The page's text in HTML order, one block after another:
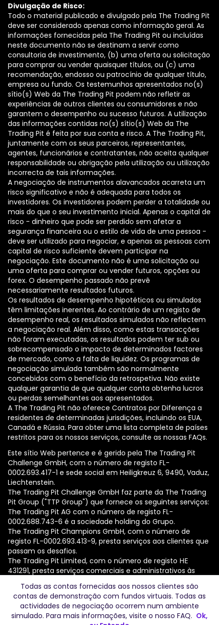
Divulgação de Risco:
Todo o material publicado e divulgado pela The Trading Pit
deve ser considerado apenas como informação geral. As
informações fornecidas pela The Trading Pit ou incluídas
neste documento não se destinam a servir como
consultoria de investimento, (b) uma oferta ou solicitação
para comprar ou vender quaisquer títulos, ou (c) uma
recomendação, endosso ou patrocínio de qualquer título,
empresa ou fundo. Os testemunhos apresentados no(s)
sítio(s) Web da The Trading Pit podem não refletir as
experiências de outros clientes ou consumidores e não
garantem o desempenho ou sucesso futuros. A utilização
das informações contidas no(s) sítio(s) Web da The
Trading Pit é feita por sua conta e risco. A The Trading Pit,
juntamente com os seus parceiros, representantes,
agentes, funcionários e contratantes, não aceita qualquer
responsabilidade ou obrigação pela utilização ou utilização
incorrecta de tais informações.
A negociação de instrumentos alavancados acarreta um
risco significativo e não é adequada para todos os
investidores. Os investidores podem perder a totalidade ou
mais do que o seu investimento inicial. Apenas o capital de
risco - dinheiro que pode ser perdido sem afetar a
segurança financeira ou o estilo de vida de uma pessoa -
deve ser utilizado para negociar, e apenas as pessoas com
capital de risco suficiente devem participar na
negociação. Este documento não é uma solicitação ou
uma oferta para comprar ou vender futuros, opções ou
forex. O desempenho passado não prevê
necessariamente resultados futuros.
Os resultados de desempenho hipotéticos ou simulados
têm limitações inerentes. Ao contrário de um registo de
desempenho real, os resultados simulados não reflectem
a negociação real. Além disso, como estas transacções
não foram executadas, os resultados podem ter sub ou
sobrecompensado o impacto de determinados factores
de mercado, como a falta de liquidez. Os programas de
negociação simulada também são normalmente
concebidos com o benefício da retrospetiva. Não existe
qualquer garantia de que qualquer conta obtenha lucros
ou perdas semelhantes aos apresentados.
A The Trading Pit não oferece Contratos por Diferença a
residentes de determinadas jurisdições, incluindo os EUA,
Canadá e Rússia. Para obter uma lista completa de países
restritos para os nossos serviços, consulte as nossas FAQs.
Este sítio Web pertence e é gerido pela The Trading Pit
Challenge GmbH, com o número de registo FL-
0002.693.417-1 e sede social em Heiligkreuz 6, 9490, Vaduz,
Liechtenstein.
The Trading Pit Challenge GmbH faz parte da The Trading
Pit Group ("TTP Group") que fornece os seguintes serviços:
The Trading Pit AG com o número de registo FL-
0002.688.743-6 é a sociedade holding do Grupo.
The Trading Pit Champions GmbH, com o número de
registo FL-0002.693.413-9, presta serviços aos clientes que
passam os desafios.
The Trading Pit Limited, com o número de registo ΗΕ
431291, presta serviços comerciais e administrativos às
© 2026 The Trading Pit Challenge GmbH. Todos os direitos
reservados.
Todas as contas fornecidas aos nossos clientes são
contas de demonstração com fundos virtuais. Todas as
actividades de negociação ocorrem num ambiente
simulado. Para mais informações, visite o nosso FAQ. Ok,